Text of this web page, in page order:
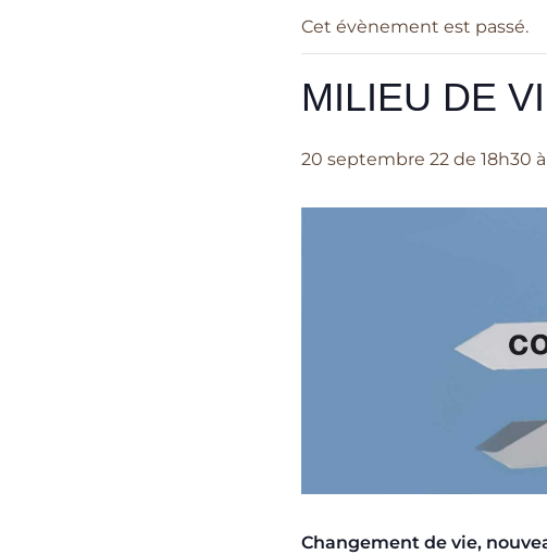
Cet évènement est passé.
MILIEU DE
20 septembre 22 de 18h30 à
Changement de vie,